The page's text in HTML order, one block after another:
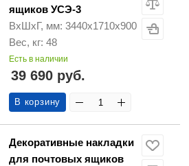
ящиков УСЭ-3
ВхШхГ, мм: 3440х1710х900
Вес, кг: 48
Есть в наличии
39 690 руб.
В корзину
Декоративные накладки
для почтовых ящиков